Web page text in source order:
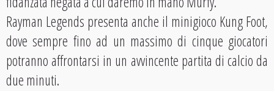
Rayman Legends presenta anche il minigioco Kung Foot,
dove sempre fino ad un massimo di cinque giocatori
potranno affrontarsi in un avvincente partita di calcio da
due minuti.